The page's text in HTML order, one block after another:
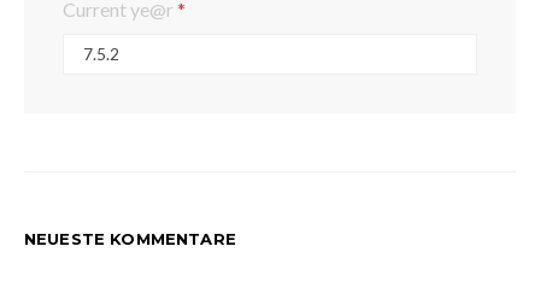
Current ye@r *
NEUESTE KOMMENTARE